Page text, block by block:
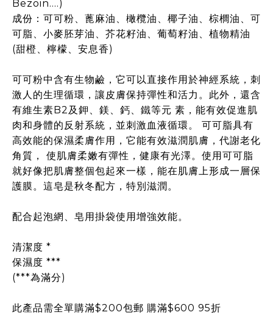
Bezoin….)
成份：可可粉、蓖麻油、橄欖油、椰子油、棕櫚油、可
可脂、小麥胚芽油、芥花籽油、葡萄籽油、植物精油
(甜橙、檸檬、安息香)
可可粉中含有生物鹼，它可以直接作用於神經系統，刺
激人的生理循環，讓皮膚保持彈性和活力。此外，還含
有維生素B2及鉀、鎂、鈣、鐵等元 素，能有效促進肌
肉和身體的反射系統，並刺激血液循環。 可可脂具有
高效能的保濕柔膚作用，它能有效滋潤肌膚，代謝老化
角質， 使肌膚柔嫩有彈性，健康有光澤。使用可可脂
就好像把肌膚整個包起來一樣，能在肌膚上形成一層保
護膜。這皂是秋冬配方，特別滋潤。
配合起泡網、皂用掛袋使用增強效能。
清潔度 *
保濕度 ***
(***為滿分)
此產品需全單購滿$200包郵 購滿$600 95折